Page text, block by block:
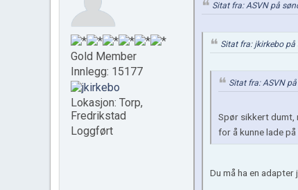
Gold Member
Innlegg: 15177
Lokasjon: Torp,
Fredrikstad
Loggført
Sitat fra: ASVN på
Sitat fra: jkirkebo
Sitat fra: ASVN
Spør sikkert dumt,
for å kunne lade
Du må ha en